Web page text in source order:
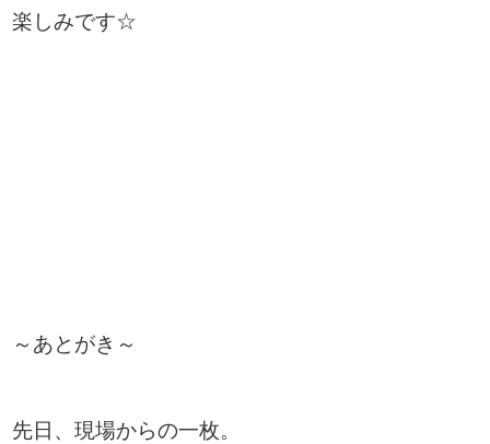
楽しみです☆
～あとがき～
先日、現場からの一枚。